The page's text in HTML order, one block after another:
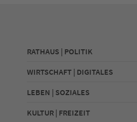
RATHAUS | POLITIK
WIRTSCHAFT | DIGITALES
LEBEN | SOZIALES
KULTUR | FREIZEIT